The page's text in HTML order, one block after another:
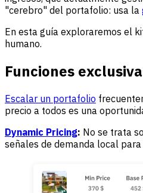
"cerebro" del portafolio: usa la
En esta guía exploraremos el
humano.
Funciones
Escalar un portafolio
precio a todos es una
Dynamic Pricing: No se trata
señales de demanda local